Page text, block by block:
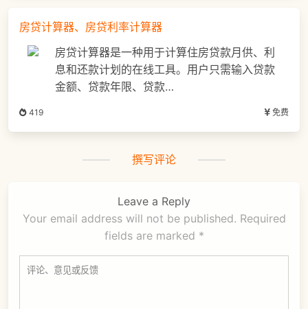
房贷计算器、房贷利率计算器
房贷计算器是一种用于计算住房贷款月供、利
息和还款计划的在线工具。用户只需输入贷款
金额、贷款年限、贷款…
419 免费
撰写评论
Leave a Reply
Your email address will not be published. Required
fields are marked *